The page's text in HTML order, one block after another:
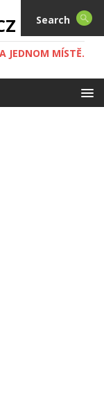
JEDNOM MÍSTĚ.
Search